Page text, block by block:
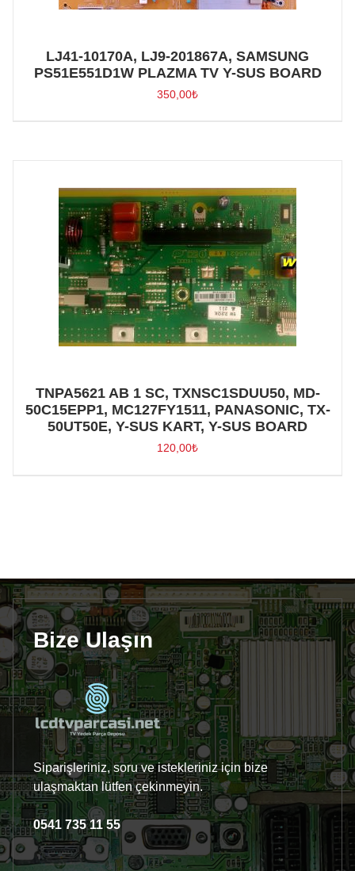
LJ41-10170A, LJ9-201867A, SAMSUNG
PS51E551D1W PLAZMA TV Y-SUS BOARD
350,00₺
TNPA5621 AB 1 SC, TXNSC1SDUU50, MD-
50C15EPP1, MC127FY1511, PANASONIC, TX-
50UT50E, Y-SUS KART, Y-SUS BOARD
120,00₺
Bize Ulaşın
Siparişleriniz, soru ve istekleriniz için bize
ulaşmaktan lütfen çekinmeyin.
0541 735 11 55